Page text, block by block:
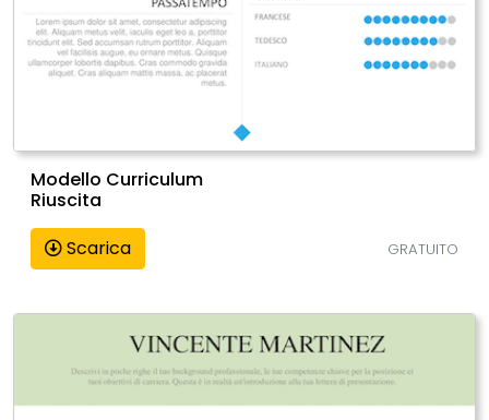
Modello Curriculum
Riuscita
Scarica
GRATUITO